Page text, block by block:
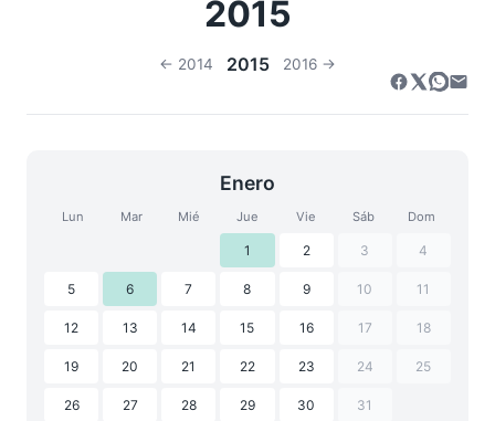
2015
← 2014 2015 2016 →
Enero
Lun Mar Mié Jue Vie Sáb Dom
1 2 3 4
5 6 7 8 9 10 11
12 13 14 15 16 17 18
19 20 21 22 23 24 25
26 27 28 29 30 31